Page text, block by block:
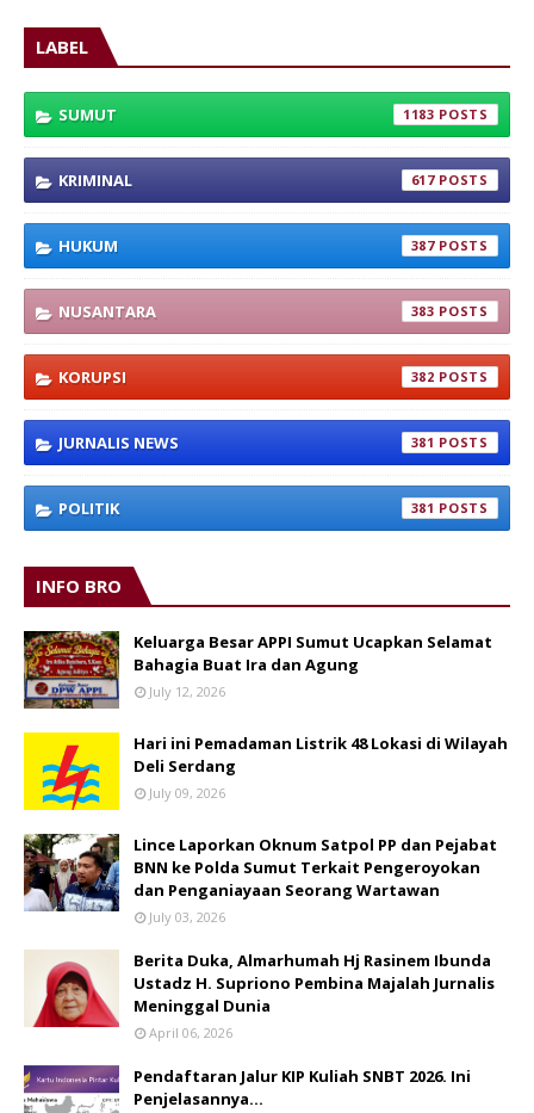
LABEL
SUMUT 1183
KRIMINAL 617
HUKUM 387
NUSANTARA 383
KORUPSI 382
JURNALIS NEWS 381
POLITIK 381
INFO BRO
Keluarga Besar APPI Sumut Ucapkan Selamat
Bahagia Buat Ira dan Agung
July 12, 2026
Hari ini Pemadaman Listrik 48 Lokasi di Wilayah
Deli Serdang
July 09, 2026
Lince Laporkan Oknum Satpol PP dan Pejabat
BNN ke Polda Sumut Terkait Pengeroyokan
dan Penganiayaan Seorang Wartawan
July 03, 2026
Berita Duka, Almarhumah Hj Rasinem Ibunda
Ustadz H. Supriono Pembina Majalah Jurnalis
Meninggal Dunia
April 06, 2026
Pendaftaran Jalur KIP Kuliah SNBT 2026. Ini
Penjelasannya…